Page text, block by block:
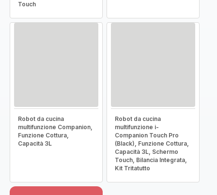
Touch
Robot da cucina
multifunzione Companion,
Funzione Cottura,
Capacità 3L
Robot da cucina
multifunzione i-
Companion Touch Pro
(Black), Funzione Cottura,
Capacità 3L, Schermo
Touch, Bilancia Integrata,
Kit Tritatutto